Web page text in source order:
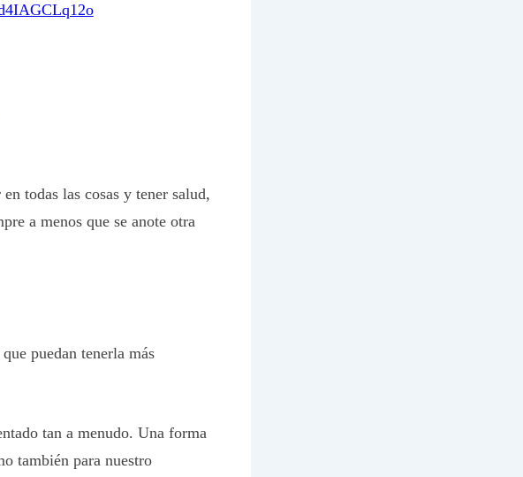
todas las cosas y tener salud,
a menos que se anote otra
puedan tenerla más
tan a menudo. Una forma
también para nuestro